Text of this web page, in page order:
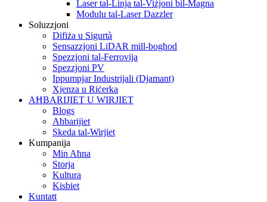
Laser tal-Linja tal-Viżjoni bil-Magna
Modulu tal-Laser Dazzler
Soluzzjoni
Difiża u Sigurtà
Sensazzjoni LiDAR mill-bogħod
Spezzjoni tal-Ferrovija
Spezzjoni PV
Ippumpjar Industrijali (Djamant)
Xjenza u Riċerka
AĦBARIJIET U WIRJIET
Blogs
Aħbarijiet
Skeda tal-Wirjiet
Kumpanija
Min Aħna
Storja
Kultura
Kisbiet
Kuntatt